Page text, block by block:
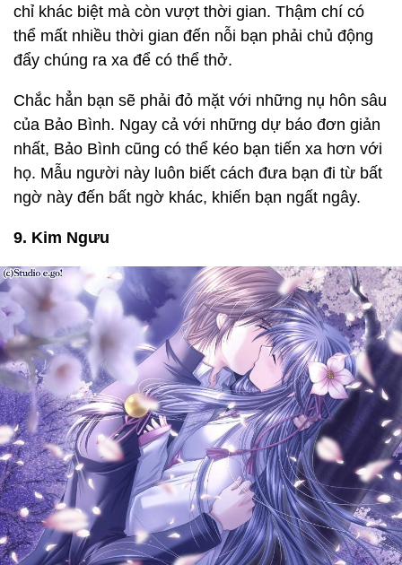
chỉ khác biệt mà còn vượt thời gian. Thậm chí có
thể mất nhiều thời gian đến nỗi bạn phải chủ động
đẩy chúng ra xa để có thể thở.
Chắc hẳn bạn sẽ phải đỏ mặt với những nụ hôn sâu
của Bảo Bình. Ngay cả với những dự báo đơn giản
nhất, Bảo Bình cũng có thể kéo bạn tiến xa hơn với
họ. Mẫu người này luôn biết cách đưa bạn đi từ bất
ngờ này đến bất ngờ khác, khiến bạn ngất ngây.
9. Kim Ngưu